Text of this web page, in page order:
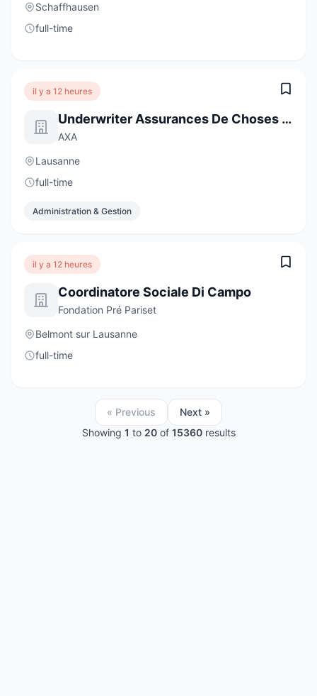
Schaffhausen
full-time
il y a 12 heures
Underwriter Assurances De Choses - Clientèle Privée, 50-60%
AXA
Lausanne
full-time
Administration & Gestion
il y a 12 heures
Coordinatore Sociale Di Campo
Fondation Pré Pariset
Belmont sur Lausanne
full-time
« Previous
Next »
Showing 1 to 20of 15360results